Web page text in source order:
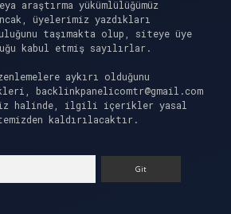
araştırma yükümlülüğümüz
üyelerimiz yazdıkları
taşımakta olup, siteye üye
kabul etmiş sayılırlar.
aykırı olduğunu
backlinkpanelicomtr@gmail.com
halinde, ilgili içerikler yasal
kaldırılacaktır.